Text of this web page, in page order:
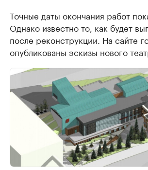
Точные даты окончания работ
Однако известно то, как будет
после реконструкции. На сайте
опубликованы эскизы нового